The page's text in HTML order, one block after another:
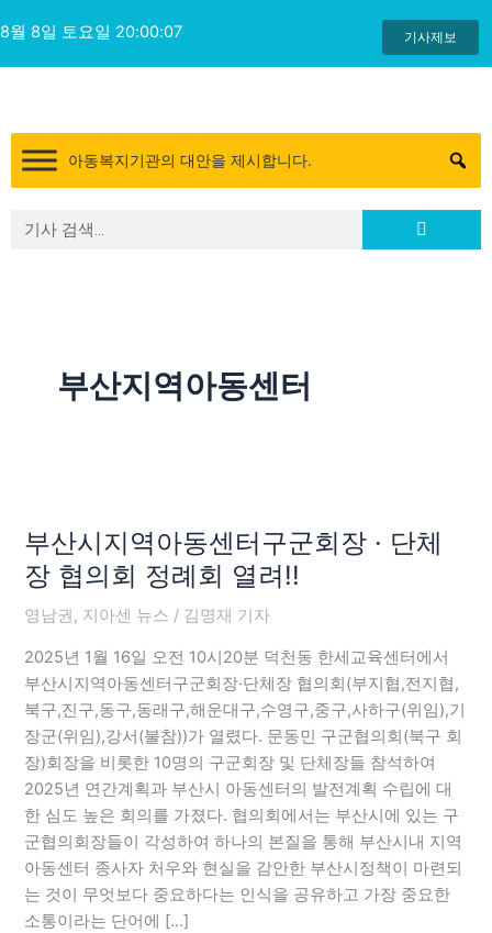
텐
츠
8월 8일 토요일 20:00:07 기사제보
아동복지기관의 대안을 제시합니다.
Search Search
부산지역아동센터
부산시지역아동센터구군회장 · 단체
장 협의회 정례회 열려!!
영남권 , 지아센 뉴스 / 김명재 기자
2025년 1월 16일 오전 10시20분 덕천동 한세교육센터에서
부산시지역아동센터구군회장·단체장 협의회(부지협,전지협,
북구,진구,동구,동래구,해운대구,수영구,중구,사하구(위임),기
장군(위임),강서(불참))가 열렸다. 문동민 구군협의회(북구 회
장)회장을 비롯한 10명의 구군회장 및 단체장들 참석하여
2025년 연간계획과 부산시 아동센터의 발전계획 수립에 대
한 심도 높은 회의를 가졌다. 협의회에서는 부산시에 있는 구
군협의회장들이 각성하여 하나의 본질을 통해 부산시내 지역
아동센터 종사자 처우와 현실을 감안한 부산시정책이 마련되
는 것이 무엇보다 중요하다는 인식을 공유하고 가장 중요한
소통이라는 단어에 […]
시
지
역
아
동
센
터
구
군
회
장
·
단
체
장